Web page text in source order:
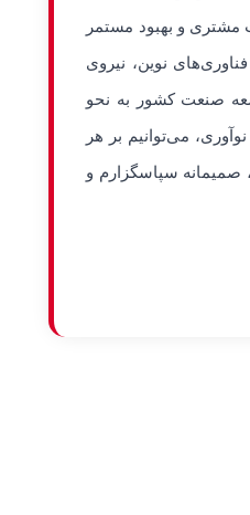
مشتری و بهبود مستمر
نوین، نیروی
صنعت کشور به نحو
می‌توانیم بر هر
صمیمانه سپاسگزارم و